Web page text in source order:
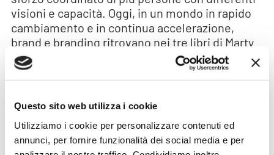
Questo sito web utilizza i cookie
Utilizziamo i cookie per personalizzare contenuti ed
annunci, per fornire funzionalità dei social media e per
visioni e capacità. Oggi, in un mondo in rapido
cambiamento e in continua accelerazione,
brand e branding ritrovano nei tre libri di Marty
Neumeier “
The brand flip
Zag
” una lucida quanto interessante analisi e
interroga sul rischio/opportunità che offrono le
fake news alla reputazione del brand.
Avere il controllo sulla diffusione delle notizie e
dunque sulla percezione del brand, risulta